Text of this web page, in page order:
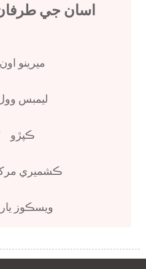
اسان جي
ميرينو اون
ليمبس
ڪپڙو
ڪشميري
ويسڪوز